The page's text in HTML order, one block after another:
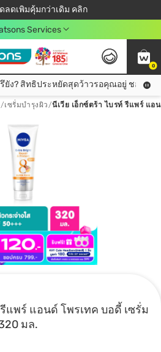
ลดเพิ่มคุ้มกว่าเดิม คลิก
รั้งแรก ลดเพิ่มจุก ๆ 10%! 🎉
งฟรี! เมื่อชอป 499฿
กวัตสัน คลับดียังไง?
Services
0
มีบัตรสมาชิกวัตสัน คลับรึยัง? สิทธิประหยัดสุดว้าวรอคุณอยู่ ชอปคุ้มกว่าเดิม คลิก!
ง? สิทธิประหยัดสุดว้าวรอคุณอยู่ ชอปคุ้มก
/เซรั่มบำรุงผิว/นีเวีย เอ็กซ์ตร้า ไบรท์ รีแพร์ แอ
แพร์ แอนด์ โพรเทค บอดี้ เซรั่ม
มล.